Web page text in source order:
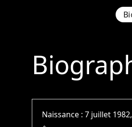
Naissance :7 juillet